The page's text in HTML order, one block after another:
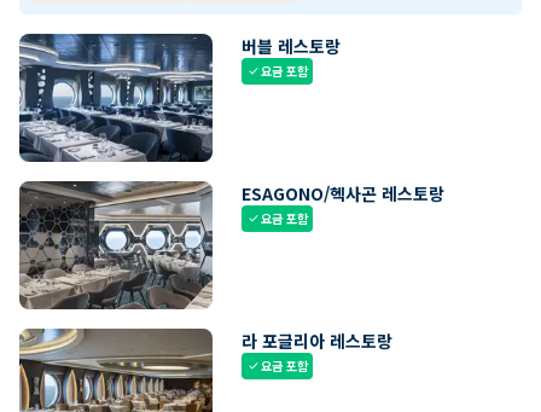
버블 레스토랑
check요금 포함
ESAGONO/헥사곤 레스토랑
check요금 포함
라 포글리아 레스토랑
check요금 포함